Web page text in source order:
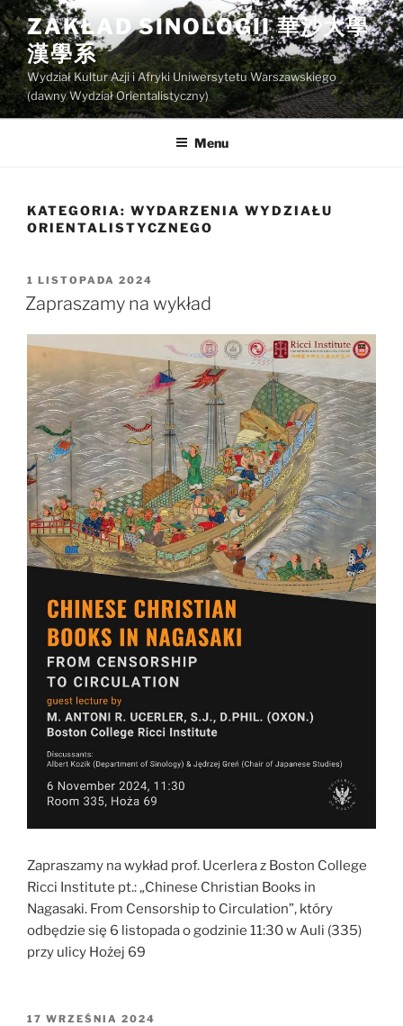
Przejdź
do
treści
ZAKŁAD SINOLOGII 華沙大學
漢學系
Wydział Kultur Azji i Afryki Uniwersytetu Warszawskiego
(dawny Wydział Orientalistyczny)
Menu
KATEGORIA: WYDARZENIA WYDZIAŁU
ORIENTALISTYCZNEGO
OPUBLIKOWANE
W
1 LISTOPADA 2024
Zapraszamy na wykład
Zapraszamy na wykład prof. Ucerlera z Boston College
Ricci Institute pt.: „Chinese Christian Books in
Nagasaki. From Censorship to Circulation”, który
odbędzie się 6 listopada o godzinie 11:30 w Auli (335)
przy ulicy Hożej 69
OPUBLIKOWANE
17 WRZEŚNIA 2024